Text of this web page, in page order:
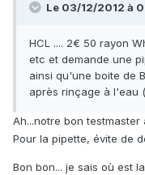
Le 03/12/2012 à
HCL .... 2€ 50 rayon
etc et demande une
ainsi qu'une boite de
après rinçage à l'eau
Ah...notre bon
Pour la pipette, évite de
Bon bon... je sais où est